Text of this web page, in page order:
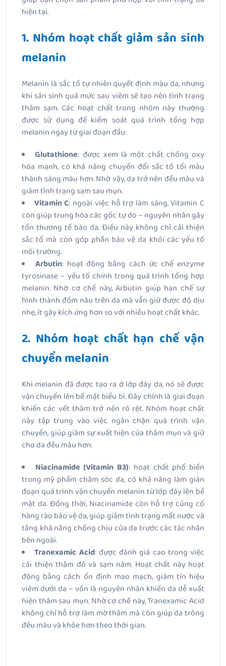
hiện tại.
1. Nhóm hoạt chất giảm sản sinh
melanin
Melanin là sắc tố tự nhiên quyết định màu da, nhưng
khi sản sinh quá mức sau viêm sẽ tạo nên tình trạng
thâm sạm. Các hoạt chất trong nhóm này thường
được sử dụng để kiểm soát quá trình tổng hợp
melanin ngay từ giai đoạn đầu:
Glutathione: được xem là một chất chống oxy
hóa mạnh, có khả năng chuyển đổi sắc tố tối màu
thành sáng màu hơn. Nhờ vậy, da trở nên đều màu và
giảm tình trạng sạm sau mụn.
Vitamin C: ngoài việc hỗ trợ làm sáng, Vitamin C
còn giúp trung hòa các gốc tự do – nguyên nhân gây
tổn thương tế bào da. Điều này không chỉ cải thiện
sắc tố mà còn góp phần bảo vệ da khỏi các yếu tố
môi trường.
Arbutin: hoạt động bằng cách ức chế enzyme
tyrosinase – yếu tố chính trong quá trình tổng hợp
melanin. Nhờ cơ chế này, Arbutin giúp hạn chế sự
hình thành đốm nâu trên da mà vẫn giữ được độ dịu
nhẹ, ít gây kích ứng hơn so với nhiều hoạt chất khác.
2. Nhóm hoạt chất hạn chế vận
chuyển melanin
Khi melanin đã được tạo ra ở lớp đáy da, nó sẽ được
vận chuyển lên bề mặt biểu bì. Đây chính là giai đoạn
khiến các vết thâm trở nên rõ rệt. Nhóm hoạt chất
này tập trung vào việc ngăn chặn quá trình vận
chuyển, giúp giảm sự xuất hiện của thâm mụn và giữ
cho da đều màu hơn.
Niacinamide (Vitamin B3): hoạt chất phổ biến
trong mỹ phẩm chăm sóc da, có khả năng làm gián
đoạn quá trình vận chuyển melanin từ lớp đáy lên bề
mặt da. Đồng thời, Niacinamide còn hỗ trợ củng cố
hàng rào bảo vệ da, giúp giảm tình trạng mất nước và
tăng khả năng chống chịu của da trước các tác nhân
bên ngoài.
Tranexamic Acid: được đánh giá cao trong việc
cải thiện thâm đỏ và sạm nám. Hoạt chất này hoạt
động bằng cách ổn định mao mạch, giảm tín hiệu
viêm dưới da – vốn là nguyên nhân khiến da dễ xuất
hiện thâm sau mụn. Nhờ cơ chế này, Tranexamic Acid
không chỉ hỗ trợ làm mờ thâm mà còn giúp da trông
đều màu và khỏe hơn theo thời gian.